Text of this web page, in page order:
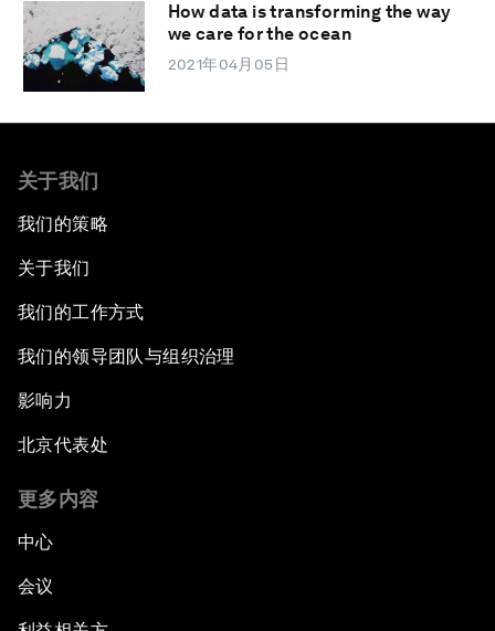
How data is transforming the way
we care for the ocean
2021年04月05日
关于我们
我们的策略
关于我们
我们的工作方式
我们的领导团队与组织治理
影响力
北京代表处
更多内容
中心
会议